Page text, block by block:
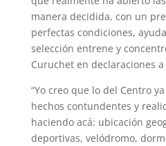
manera decidida, con un
perfectas condiciones,
selección entrene y
Curuchet en declaraciones
“Yo creo que lo del Centro
hechos contundentes y
haciendo acá: ubicación
deportivas, velódromo,